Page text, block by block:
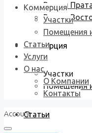
Виллы
Виллы
Коммерция
Участки
Помещения
Статьи
Коммерция
Участки
Помещения
Статьи
Услуги
О нас
О Компании
Контакты
Account